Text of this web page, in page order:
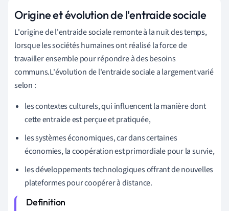
Origine et évolution de l'entraide sociale
L'origine de l'entraide sociale remonte à la nuit des temps,
lorsque les sociétés humaines ont réalisé la force de
travailler ensemble pour répondre à des besoins
communs.L'évolution de l'entraide sociale a largement varié
selon :
les contextes culturels, qui influencent la manière dont
cette entraide est perçue et pratiquée,
les systèmes économiques, car dans certaines
économies, la coopération est primordiale pour la survie,
les développements technologiques offrant de nouvelles
plateformes pour coopérer à distance.